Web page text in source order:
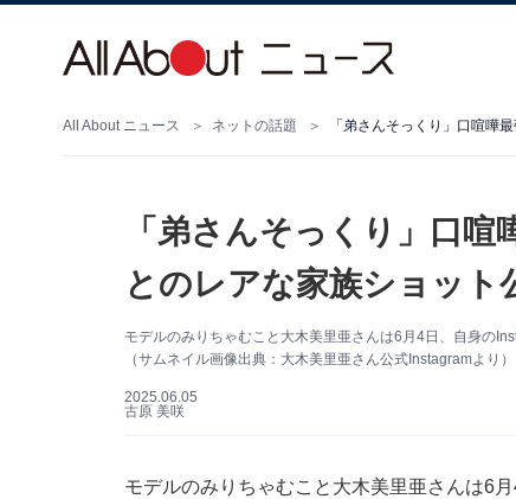
All About ニュース ネットの話題
「弟さんそっくり」口
とのレアな家族ショット
モデルのみりちゃむこと大木美里亜さんは6月4日、自身の
（サムネイル画像出典：大木美里亜さん公式Instagramより）
2025.06.05
古原 美咲
モデルのみりちゃむこと大木美里亜さんは6